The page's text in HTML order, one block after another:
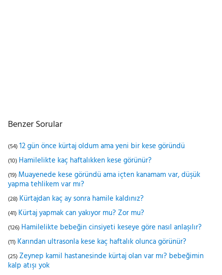
Benzer Sorular
(54) 12 gün önce kürtaj oldum ama yeni bir kese göründü
(10) Hamilelikte kaç haftalıkken kese görünür?
(19) Muayenede kese göründü ama içten kanamam var, düşük
yapma tehlikem var mı?
(28) Kürtajdan kaç ay sonra hamile kaldınız?
(41) Kürtaj yapmak can yakıyor mu? Zor mu?
(126) Hamilelikte bebeğin cinsiyeti keseye göre nasıl anlaşılır?
(11) Karından ultrasonla kese kaç haftalık olunca görünür?
(25) Zeynep kamil hastanesinde kürtaj olan var mı? bebeğimin
kalp atışı yok